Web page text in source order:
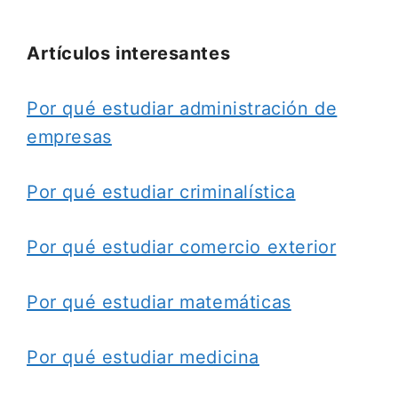
Artículos interesantes
Por qué estudiar administración de
empresas
Por qué estudiar criminalística
Por qué estudiar comercio exterior
Por qué estudiar matemáticas
Por qué estudiar medicina